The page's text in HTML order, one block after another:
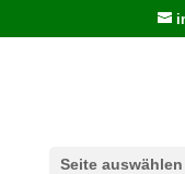
Seite auswählen